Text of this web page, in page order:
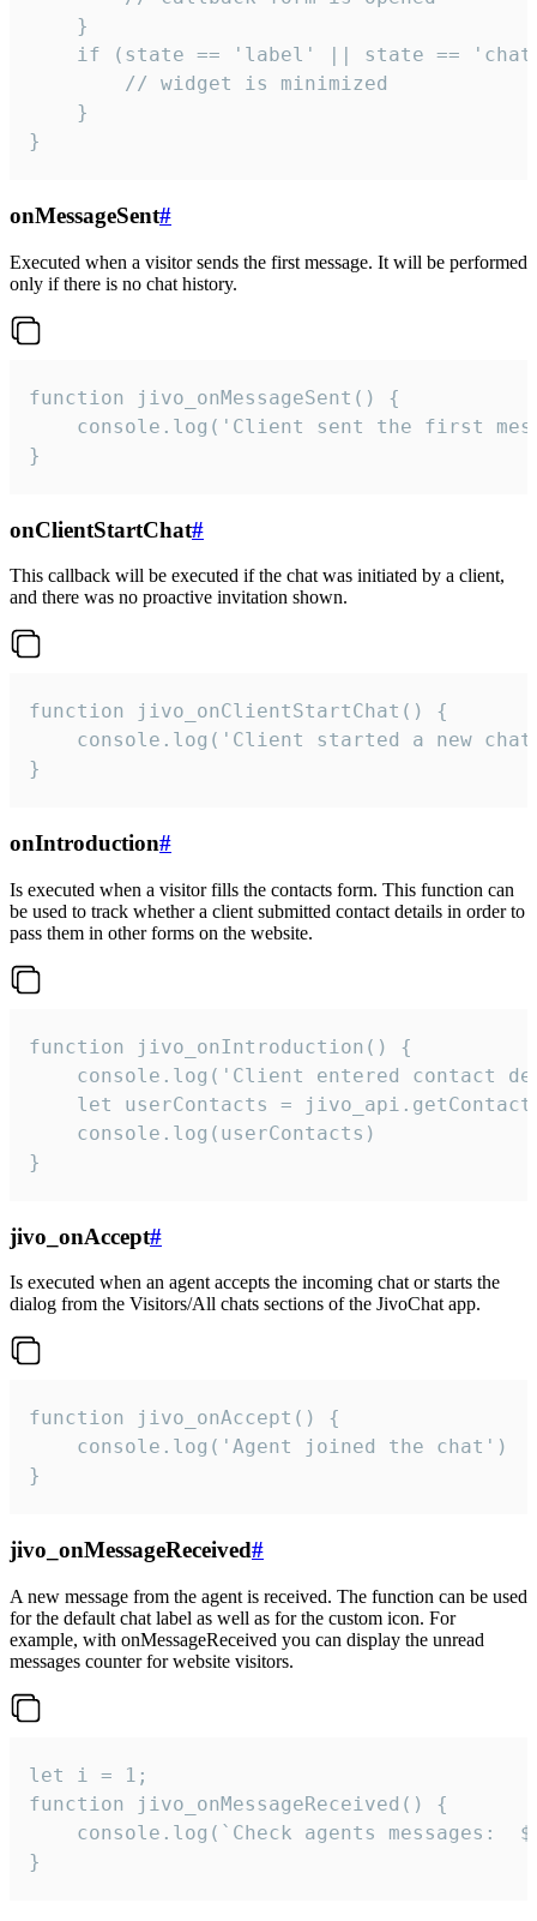
    }
if (state == 'label' || state ==
        // widget is minimized
    }
}
onMessageSent#
Executed when a visitor sends the first message. It will be performed
only if there is no chat history.
function jivo_onMessageSent() {
console.log('Client sent the first
}
onClientStartChat#
This callback will be executed if the chat was initiated by a client,
and there was no proactive invitation shown.
function jivo_onClientStartChat() {
console.log('Client started a new
}
onIntroduction#
Is executed when a visitor fills the contacts form. This function can
be used to track whether a client submitted contact details in order to
pass them in other forms on the website.
function jivo_onIntroduction() {
console.log('Client entered contact
let userContacts =
    console.log(userContacts)
}
jivo_onAccept#
Is executed when an agent accepts the incoming chat or starts the
dialog from the Visitors/All chats sections of the JivoChat app.
function jivo_onAccept() {
}
jivo_onMessageReceived#
A new message from the agent is received. The function can be used
for the default chat label as well as for the custom icon. For
example, with onMessageReceived you can display the unread
messages counter for website visitors.
let i = 1;
function jivo_onMessageReceived() {
}